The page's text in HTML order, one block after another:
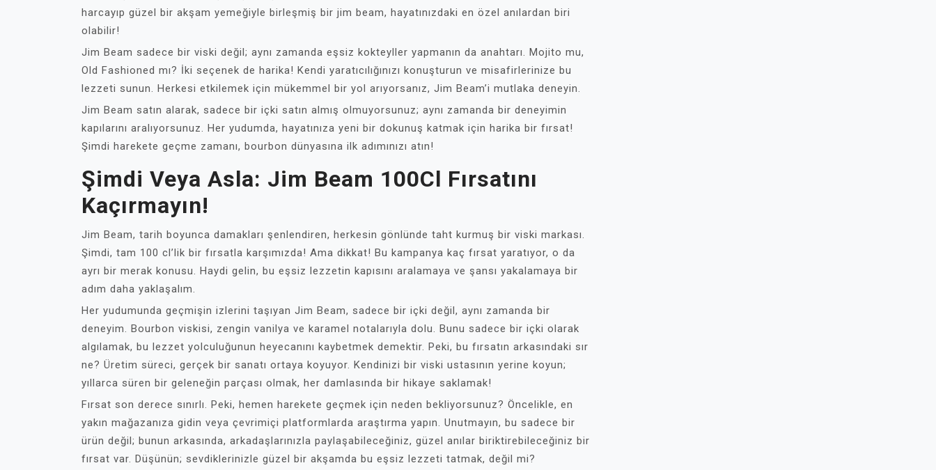
harcayıp güzel bir akşam yemeğiyle birleşmiş bir jim beam, hayatınızdaki en özel anılardan biri
olabilir!
Jim Beam sadece bir viski değil; aynı zamanda eşsiz kokteyller yapmanın da anahtarı. Mojito mu,
Old Fashioned mı? İki seçenek de harika! Kendi yaratıcılığınızı konuşturun ve misafirlerinize bu
lezzeti sunun. Herkesi etkilemek için mükemmel bir yol arıyorsanız, Jim Beam’i mutlaka deneyin.
Jim Beam satın alarak, sadece bir içki satın almış olmuyorsunuz; aynı zamanda bir deneyimin
kapılarını aralıyorsunuz. Her yudumda, hayatınıza yeni bir dokunuş katmak için harika bir fırsat!
Şimdi harekete geçme zamanı, bourbon dünyasına ilk adımınızı atın!
Şimdi Veya Asla: Jim Beam 100Cl Fırsatını
Kaçırmayın!
Jim Beam, tarih boyunca damakları şenlendiren, herkesin gönlünde taht kurmuş bir viski markası.
Şimdi, tam 100 cl’lik bir fırsatla karşımızda! Ama dikkat! Bu kampanya kaç fırsat yaratıyor, o da
ayrı bir merak konusu. Haydi gelin, bu eşsiz lezzetin kapısını aralamaya ve şansı yakalamaya bir
adım daha yaklaşalım.
Her yudumunda geçmişin izlerini taşıyan Jim Beam, sadece bir içki değil, aynı zamanda bir
deneyim. Bourbon viskisi, zengin vanilya ve karamel notalarıyla dolu. Bunu sadece bir içki olarak
algılamak, bu lezzet yolculuğunun heyecanını kaybetmek demektir. Peki, bu fırsatın arkasındaki sır
ne? Üretim süreci, gerçek bir sanatı ortaya koyuyor. Kendinizi bir viski ustasının yerine koyun;
yıllarca süren bir geleneğin parçası olmak, her damlasında bir hikaye saklamak!
Fırsat son derece sınırlı. Peki, hemen harekete geçmek için neden bekliyorsunuz? Öncelikle, en
yakın mağazanıza gidin veya çevrimiçi platformlarda araştırma yapın. Unutmayın, bu sadece bir
ürün değil; bunun arkasında, arkadaşlarınızla paylaşabileceğiniz, güzel anılar biriktirebileceğiniz bir
fırsat var. Düşünün; sevdiklerinizle güzel bir akşamda bu eşsiz lezzeti tatmak, değil mi?